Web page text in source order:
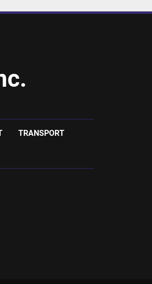
TRANSPORT